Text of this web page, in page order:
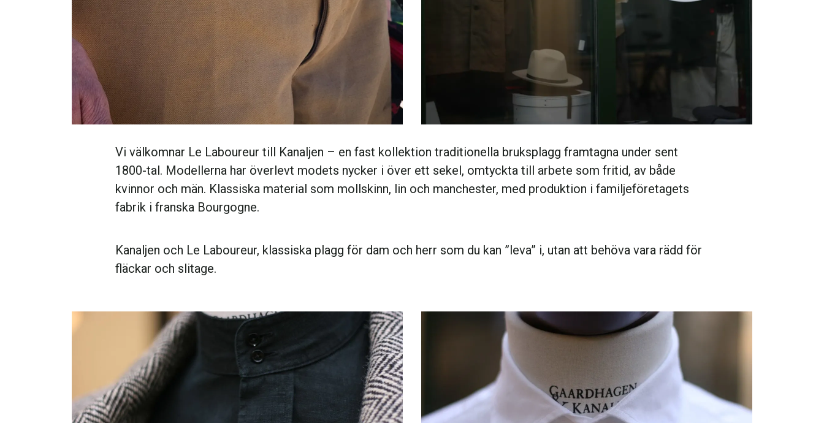
Vi välkomnar Le Laboureur till Kanaljen – en fast kollektion traditionella bruksplagg framtagna under sent
1800-tal. Modellerna har överlevt modets nycker i över ett sekel, omtyckta till arbete som fritid, av både
kvinnor och män. Klassiska material som mollskinn, lin och manchester, med produktion i familjeföretagets
fabrik i franska Bourgogne.
Kanaljen och Le Laboureur, klassiska plagg för dam och herr som du kan ”leva” i, utan att behöva vara rädd för
fläckar och slitage.